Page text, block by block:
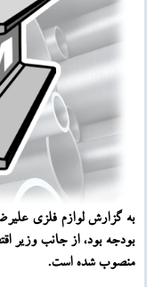
به گزارش لوازم فلزی
بودجه بود، از جانب
منصوب شده است.